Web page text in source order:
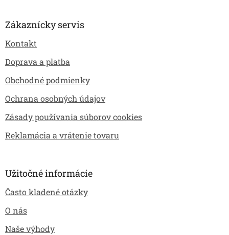
Zákaznícky servis
Kontakt
Doprava a platba
Obchodné podmienky
Ochrana osobných údajov
Zásady používania súborov cookies
Reklamácia a vrátenie tovaru
Užitočné informácie
Často kladené otázky
O nás
Naše výhody